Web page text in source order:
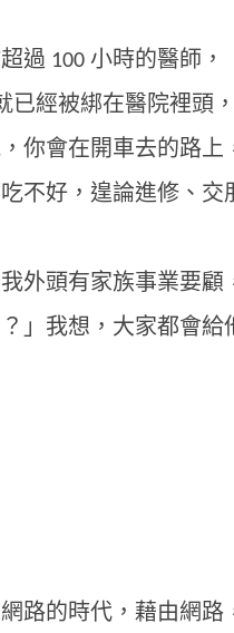
過 100 小時的醫師，
已經被綁在醫院裡頭
你會在開車去的路上
不好，遑論進修、交
外頭有家族事業要顧
」我想，大家都會給
路的時代，藉由網路